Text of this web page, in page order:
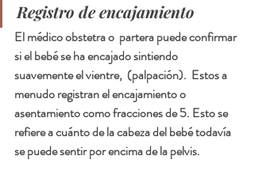
Registro de encajamiento
El médico obstetra o  partera puede confirmar
si el bebé se ha encajado sintiendo
suavemente el vientre,  (palpación).  Estos a
menudo registran el encajamiento o
asentamiento como fracciones de 5. Esto se
refiere a cuánto de la cabeza del bebé todavía
se puede sentir por encima de la pelvis.